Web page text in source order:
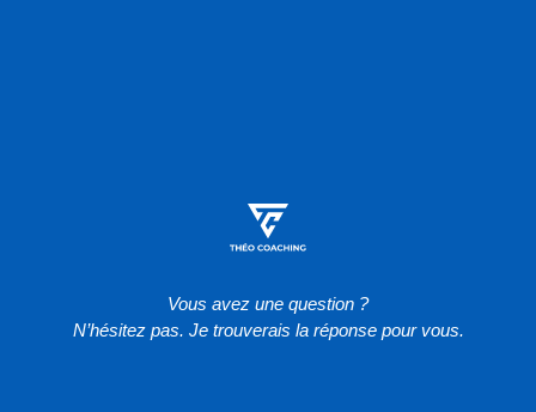
Vous avez une question ?
N’hésitez pas. Je trouverais la réponse pour vous.